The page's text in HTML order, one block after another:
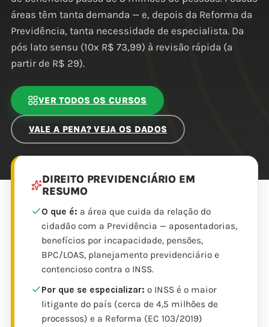
áreas têm tanta demanda — e, depois da Reforma da
Previdência, tanta necessidade de especialista. Da
pós lato sensu (10x R$ 73,99) à revisão rápida (a
partir de R$ 29).
VER TODOS OS CURSOS
VALE A PENA? VEJA OS DADOS
DIREITO PREVIDENCIÁRIO EM
RESUMO
O que é: a área que cuida da relação do
cidadão com a Previdência — aposentadorias,
benefícios por incapacidade, pensões,
BPC/LOAS, planejamento previdenciário e
contencioso contra o INSS.
Por que se especializar: o INSS é o maior
litigante do país (cerca de 4,5 milhões de
processos) e a Reforma (EC 103/2019)